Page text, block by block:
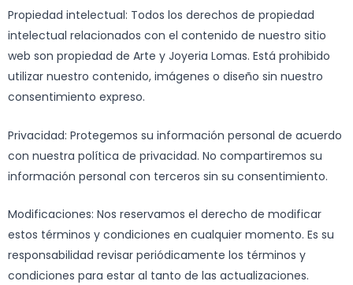
Propiedad intelectual: Todos los derechos de propiedad
intelectual relacionados con el contenido de nuestro sitio
web son propiedad de Arte y Joyeria Lomas. Está prohibido
utilizar nuestro contenido, imágenes o diseño sin nuestro
consentimiento expreso.
Privacidad: Protegemos su información personal de acuerdo
con nuestra política de privacidad. No compartiremos su
información personal con terceros sin su consentimiento.
Modificaciones: Nos reservamos el derecho de modificar
estos términos y condiciones en cualquier momento. Es su
responsabilidad revisar periódicamente los términos y
condiciones para estar al tanto de las actualizaciones.